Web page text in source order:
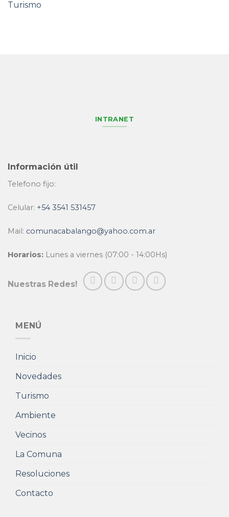
Turismo
INTRANET
Información útil
Telefono fijo:
Celular: +54 3541 531457
Mail: comunacabalango@yahoo.com.ar
Horarios: Lunes a viernes (07:00 - 14:00Hs)
Nuestras Redes!
MENÚ
Inicio
Novedades
Turismo
Ambiente
Vecinos
La Comuna
Resoluciones
Contacto